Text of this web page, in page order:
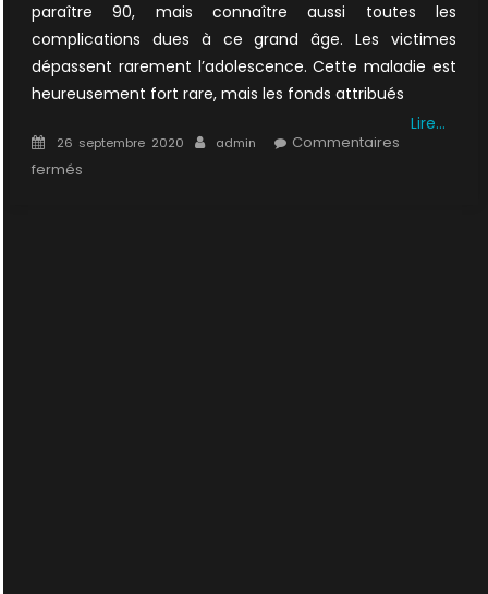
paraître 90, mais connaître aussi toutes les
complications dues à ce grand âge. Les victimes
dépassent rarement l’adolescence. Cette maladie est
heureusement fort rare, mais les fonds attribués
Lire…
Posted
on
26 septembre 2020 Author
admin
Commentaires
ferméssur